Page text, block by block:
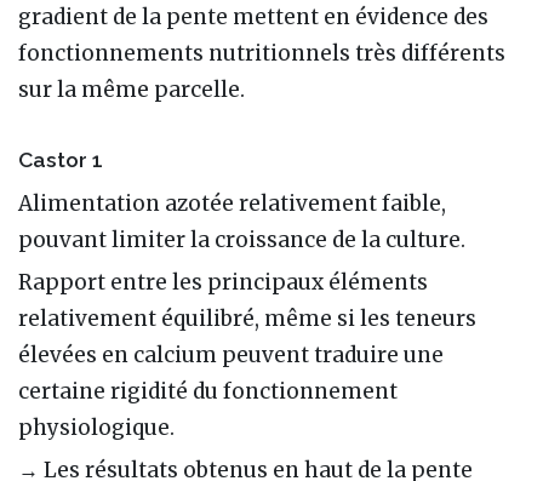
gradient de la pente mettent en évidence des
fonctionnements nutritionnels très différents
sur la même parcelle.
Castor 1
Alimentation azotée relativement faible,
pouvant limiter la croissance de la culture.
Rapport entre les principaux éléments
relativement équilibré, même si les teneurs
élevées en calcium peuvent traduire une
certaine rigidité du fonctionnement
physiologique.
→ Les résultats obtenus en haut de la pente